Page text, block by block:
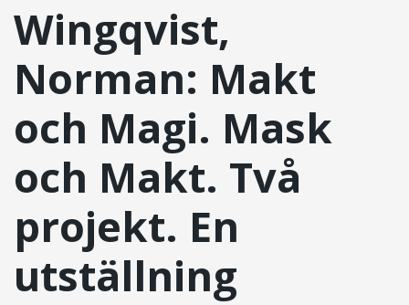
Wingqvist,
Norman: Makt
och Magi. Mask
och Makt. Två
projekt. En
utställning